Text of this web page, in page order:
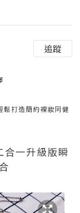
追蹤
鬆打造簡約裸妝同健
合一升級版瞬